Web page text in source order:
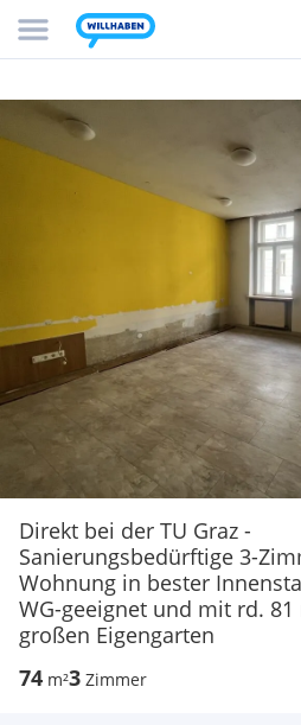
Direkt bei der TU Graz -
Sanierungsbedürftige 3-
Wohnung in bester
WG-geeignet und mit rd. 81
großen Eigengarten
74 m²3 Zimmer